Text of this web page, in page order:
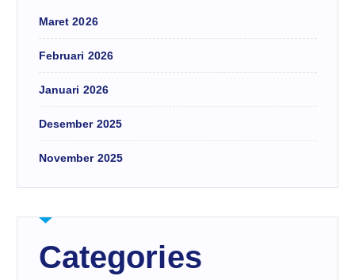
Maret 2026
Februari 2026
Januari 2026
Desember 2025
November 2025
Categories